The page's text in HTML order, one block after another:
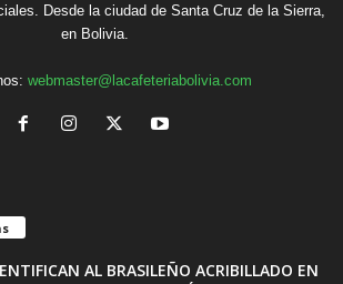
Desde la ciudad de Santa Cruz de la Sierra,
en Bolivia.
webmaster@lacafeteriabolivia.com
AL BRASILEÑO ACRIBILLADO EN